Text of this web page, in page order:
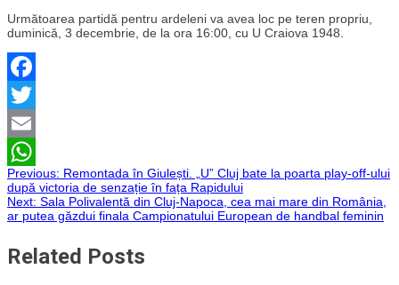
Următoarea partidă pentru ardeleni va avea loc pe teren propriu,
duminică, 3 decembrie, de la ora 16:00, cu U Craiova 1948.
Facebook
Twitter
Email
WhatsApp
Navigare
în
articole
Previous: Remontada în Giulești. „U” Cluj bate la poarta play-off-ului
după victoria de senzație în fața Rapidului
Next: Sala Polivalentă din Cluj-Napoca, cea mai mare din România,
ar putea găzdui finala Campionatului European de handbal feminin
Related Posts